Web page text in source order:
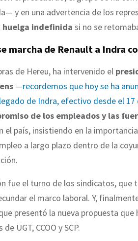
y en una advertencia de los
huelga indefinida si no se
marcha de Renault a Indra
de Hereu, ha intervenido el
—recordemos que hoy se ha
de Indra, efectivo desde el 17
de los empleados y las
el país, insistiendo en la
a largo plazo dentro de la
fue el turno de los sindicatos, que
el marco laboral. Y,
presentó la nueva propuesta que
UGT, CCOO y SCP.